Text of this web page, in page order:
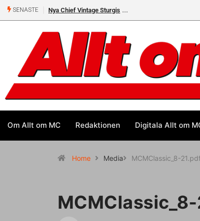
SENASTE Nya Chief Vintage Sturgis
Om Allt om MC Redaktionen Digitala Allt om
Home Media MCMClassic_8-